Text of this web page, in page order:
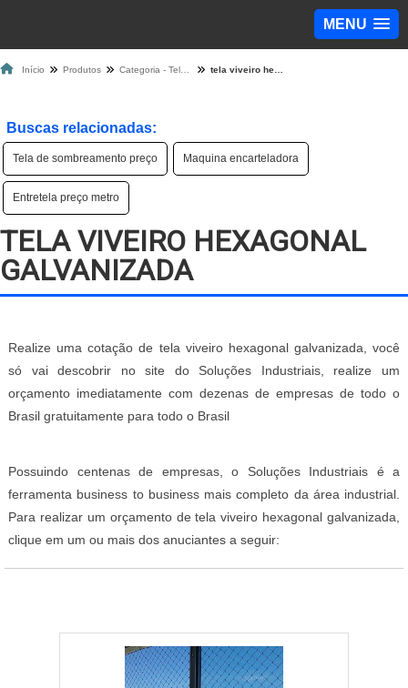
MENU
Início Produtos
Buscas relacionadas:
Tela de sombreamento preço Maquina encarteladora
Entretela preço metro
TELA VIVEIRO HEXAGONAL
GALVANIZADA
Realize uma cotação de tela viveiro hexagonal galvanizada, você
só vai descobrir no site do Soluções Industriais, realize um
orçamento imediatamente com dezenas de empresas de todo o
Brasil gratuitamente para todo o Brasil
Possuindo centenas de empresas, o Soluções Industriais é a
ferramenta business to business mais completo da área industrial.
Para realizar um orçamento de tela viveiro hexagonal galvanizada,
clique em um ou mais dos anuciantes a seguir: